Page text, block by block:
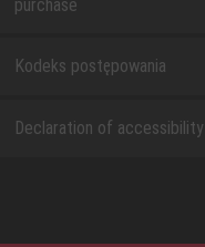
purchase
Kodeks postępowania
Declaration of accessibility